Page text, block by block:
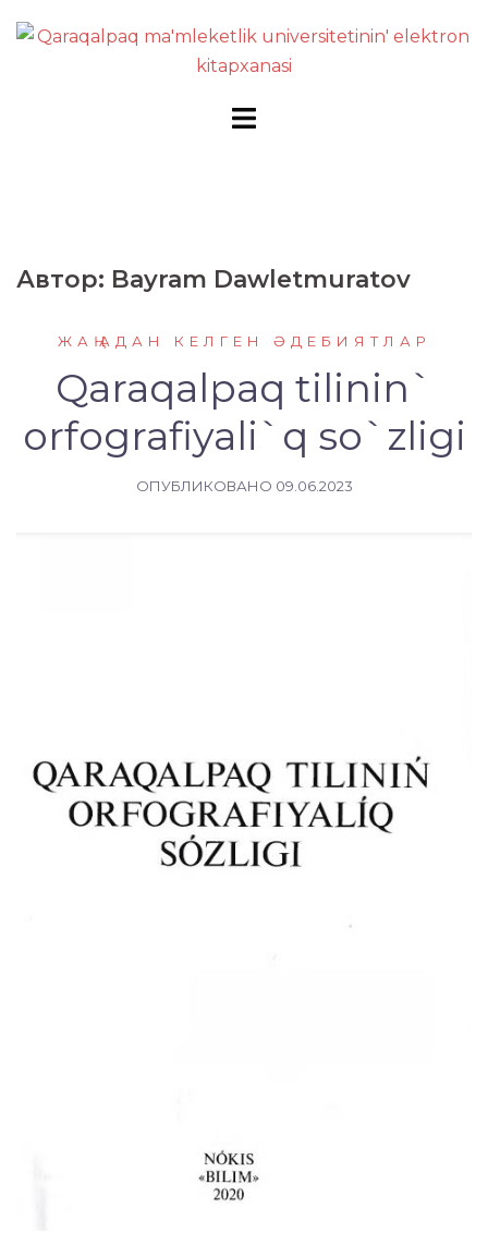
Автор: Bayram Dawletmuratov
ЖАҢАДАН КЕЛГЕН ӘДЕБИЯТЛАР
Qaraqalpaq tilinin`
orfografiyali`q so`zligi
ОПУБЛИКОВАНО 09.06.2023